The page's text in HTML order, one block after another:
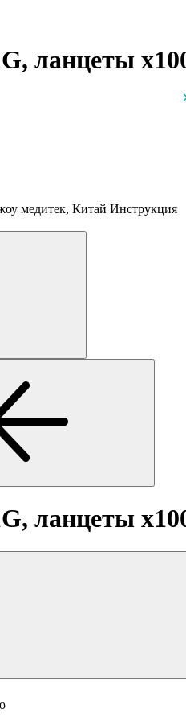
ланцеты
медитек, Китай Инструкция
ланцеты